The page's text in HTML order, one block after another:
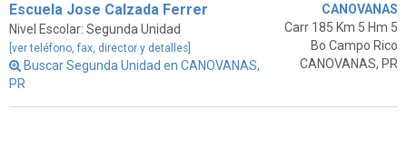
Escuela Jose Calzada Ferrer
Nivel Escolar: Segunda Unidad
[ver teléfono, fax, director y detalles]
Buscar Segunda Unidad en CANOVANAS,
PR
CANOVANAS
Carr 185 Km 5 Hm 5
Bo Campo Rico
CANOVANAS, PR